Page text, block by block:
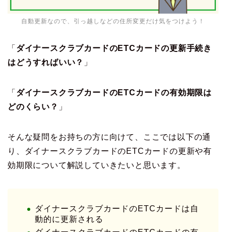
自動更新なので、引っ越しなどの住所変更だけ気をつけよう！
「 ダイナースクラブカードのETCカードの更新手続き
はどうすればいい？ 」
「 ダイナースクラブカードのETCカードの有効期限は
どのくらい？ 」
そんな疑問をお持ちの方に向けて、ここでは以下の通
り、ダイナースクラブカードのETCカードの更新や有
効期限について解説していきたいと思います。
ダイナースクラブカードのETCカードは自
動的に更新される